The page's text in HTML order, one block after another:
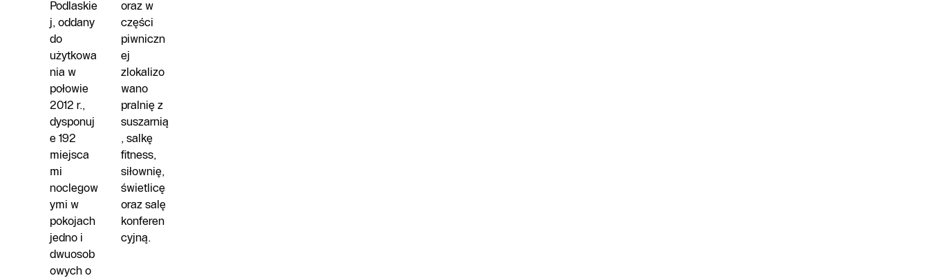
Podlaskie
j, oddany
do
użytkowa
nia w
połowie
2012 r.,
dysponuj
e 192
miejsca
mi
noclegow
ymi w
pokojach
jedno i
dwuosob
owych o
oraz w
części
piwniczn
ej
zlokalizo
wano
pralnię z
suszarnią
, salkę
fitness,
siłownię,
świetlicę
oraz salę
konferen
cyjną.